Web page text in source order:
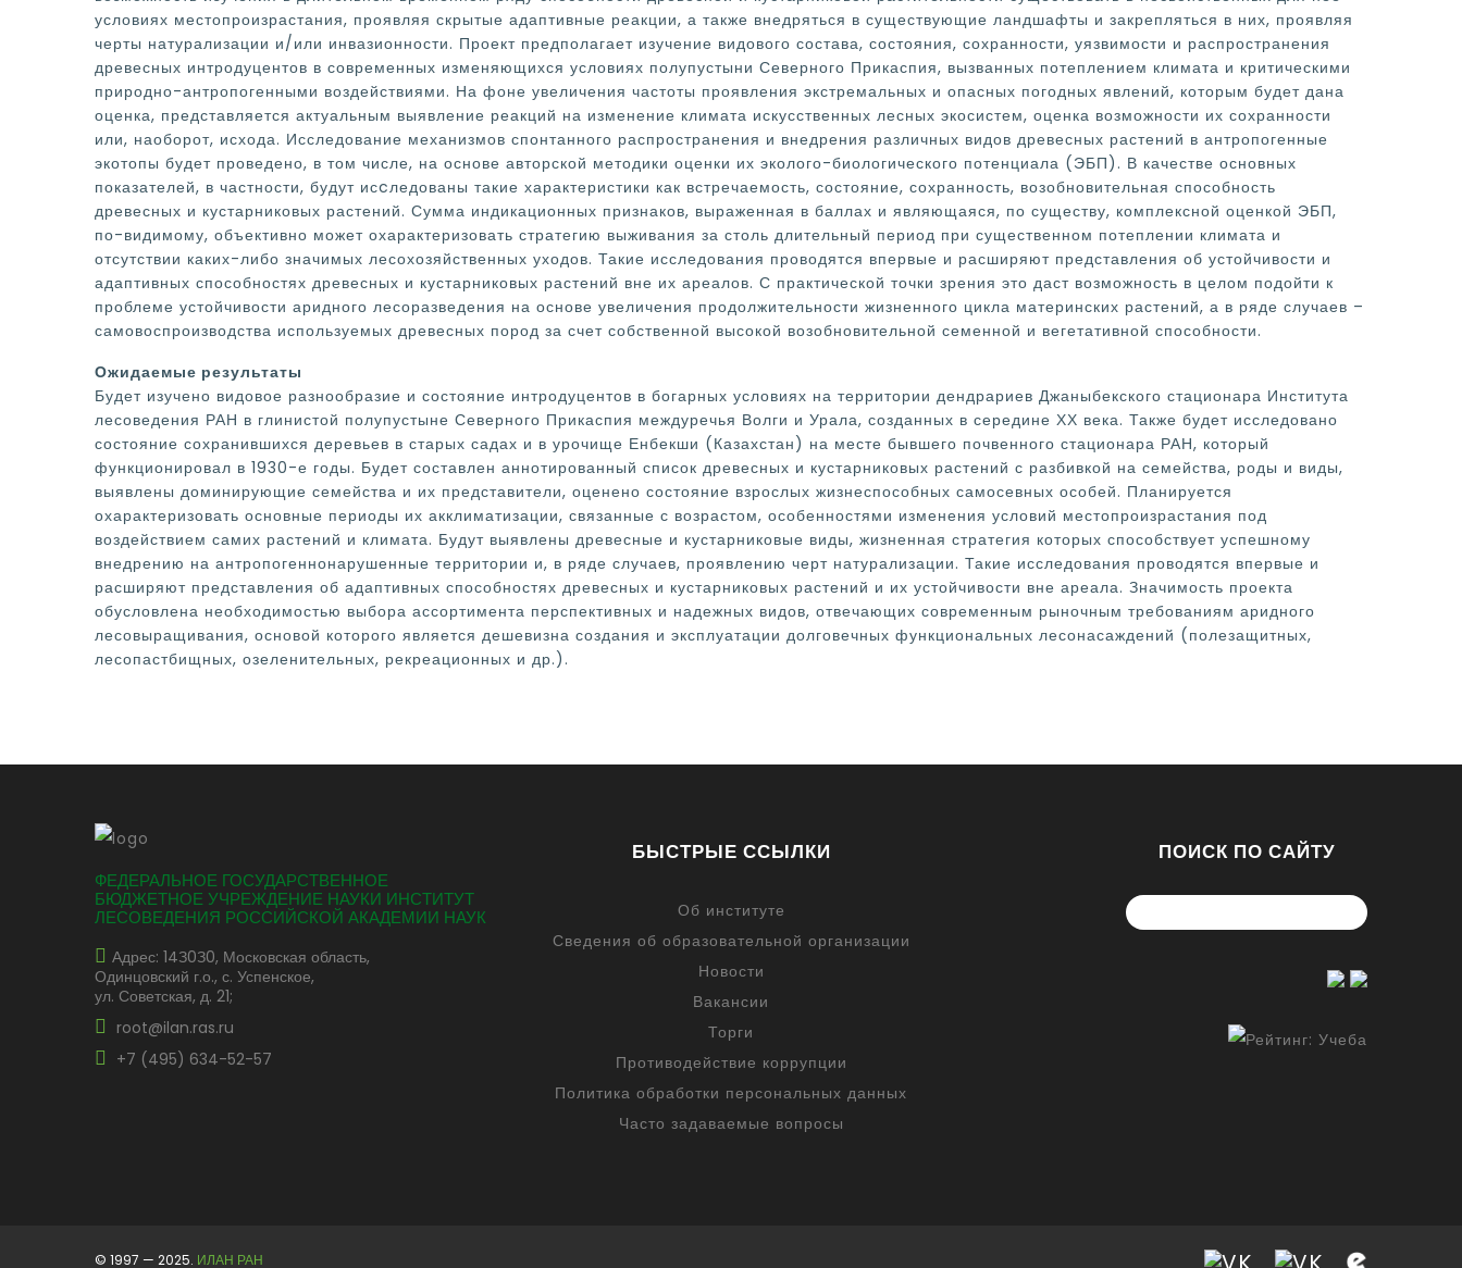
условиях местопроизрастания, проявляя скрытые адаптивные реакции, а также внедряться в существующие ландшафты и закрепляться в них, проявляя
черты натурализации и/или инвазионности. Проект предполагает изучение видового состава, состояния, сохранности, уязвимости и распространения
древесных интродуцентов в современных изменяющихся условиях полупустыни Северного Прикаспия, вызванных потеплением климата и критическими
природно-антропогенными воздействиями. На фоне увеличения частоты проявления экстремальных и опасных погодных явлений, которым будет дана
оценка, представляется актуальным выявление реакций на изменение климата искусственных лесных экосистем, оценка возможности их сохранности
или, наоборот, исхода. Исследование механизмов спонтанного распространения и внедрения различных видов древесных растений в антропогенные
экотопы будет проведено, в том числе, на основе авторской методики оценки их эколого-биологического потенциала (ЭБП). В качестве основных
показателей, в частности, будут исcледованы такие характеристики как встречаемость, состояние, сохранность, возобновительная способность
древесных и кустарниковых растений. Сумма индикационных признаков, выраженная в баллах и являющаяся, по существу, комплексной оценкой ЭБП,
по-видимому, объективно может охарактеризовать стратегию выживания за столь длительный период при существенном потеплении климата и
отсутствии каких-либо значимых лесохозяйственных уходов. Такие исследования проводятся впервые и расширяют представления об устойчивости и
адаптивных способностях древесных и кустарниковых растений вне их ареалов. С практической точки зрения это даст возможность в целом подойти к
проблеме устойчивости аридного лесоразведения на основе увеличения продолжительности жизненного цикла материнских растений, а в ряде случаев –
самовоспроизводства используемых древесных пород за счет собственной высокой возобновительной семенной и вегетативной способности.
Ожидаемые результаты
Будет изучено видовое разнообразие и состояние интродуцентов в богарных условиях на территории дендрариев Джаныбекского стационара Института
лесоведения РАН в глинистой полупустыне Северного Прикаспия междуречья Волги и Урала, созданных в середине ХХ века. Также будет исследовано
состояние сохранившихся деревьев в старых садах и в урочище Енбекши (Казахстан) на месте бывшего почвенного стационара РАН, который
функционировал в 1930-е годы. Будет составлен аннотированный список древесных и кустарниковых растений с разбивкой на семейства, роды и виды,
выявлены доминирующие семейства и их представители, оценено состояние взрослых жизнеспособных самосевных особей. Планируется
охарактеризовать основные периоды их акклиматизации, связанные с возрастом, особенностями изменения условий местопроизрастания под
воздействием самих растений и климата. Будут выявлены древесные и кустарниковые виды, жизненная стратегия которых способствует успешному
внедрению на антропогеннонарушенные территории и, в ряде случаев, проявлению черт натурализации. Такие исследования проводятся впервые и
расширяют представления об адаптивных способностях древесных и кустарниковых растений и их устойчивости вне ареала. Значимость проекта
обусловлена необходимостью выбора ассортимента перспективных и надежных видов, отвечающих современным рыночным требованиям аридного
лесовыращивания, основой которого является дешевизна создания и эксплуатации долговечных функциональных лесонасаждений (полезащитных,
лесопастбищных, озеленительных, рекреационных и др.).
ФЕДЕРАЛЬНОЕ ГОСУДАРСТВЕННОЕ
БЮДЖЕТНОЕ УЧРЕЖДЕНИЕ НАУКИ ИНСТИТУТ
ЛЕСОВЕДЕНИЯ РОССИЙСКОЙ АКАДЕМИИ НАУК
Адрес: 14З0З0, Московская область,
Одинцовский г.о., с. Успенское,
ул. Советская, д. 21;
root@ilan.ras.ru
+7 (495) 634-52-57
БЫСТРЫЕ ССЫЛКИ
Об институте
Сведения об образовательной организации
Новости
Вакансии
Торги
Противодействие коррупции
Политика обработки персональных данных
Часто задаваемые вопросы
ПОИСК ПО САЙТУ
© 1997 — 2025. ИЛАН РАН